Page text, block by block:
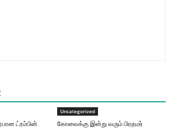
ட்ரம்பின்
Uncategorized
கோவைக்கு இன்று வரும் பிரதமர்